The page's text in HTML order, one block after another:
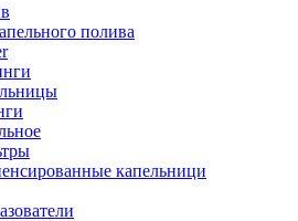
полива
капельници